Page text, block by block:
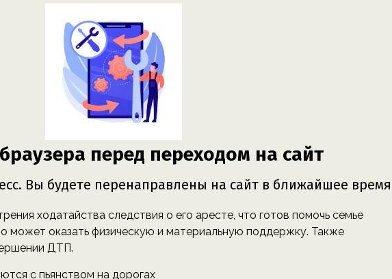
ходатайства следствия о его аресте, что готов помочь семье
может оказать физическую и материальную поддержку. Также
ДТП.
с пьянством на дорогах